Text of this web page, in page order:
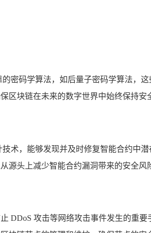
密码学算法，如后量子密码学算法，
块链在未来的数字世界中始终保持安
术，能够发现并及时修复智能合约中
头上减少智能合约漏洞带来的安全风
DDoS 攻击等网络攻击事件发生的重